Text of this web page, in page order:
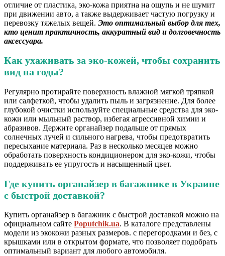
отличие от пластика, эко-кожа приятна на ощупь и не шумит
при движении авто, а также выдерживает частую погрузку и
перевозку тяжелых вещей. Это оптимальный выбор для тех,
кто ценит практичность, аккуратный вид и долговечность
аксессуара.
Как ухаживать за эко-кожей, чтобы сохранить
вид на годы?
Регулярно протирайте поверхность влажной мягкой тряпкой
или салфеткой, чтобы удалить пыль и загрязнение. Для более
глубокой очистки используйте специальные средства для эко-
кожи или мыльный раствор, избегая агрессивной химии и
абразивов. Держите органайзер подальше от прямых
солнечных лучей и сильного нагрева, чтобы предотвратить
пересыхание материала. Раз в несколько месяцев можно
обработать поверхность кондиционером для эко-кожи, чтобы
поддерживать ее упругость и насыщенный цвет.
Где купить органайзер в багажнике в Украине
с быстрой доставкой?
Купить органайзер в багажник с быстрой доставкой можно на
официальном сайте Poputchik.ua. В каталоге представлены
модели из экокожи разных размеров. с перегородками и без, с
крышками или в открытом формате, что позволяет подобрать
оптимальный вариант для любого автомобиля.